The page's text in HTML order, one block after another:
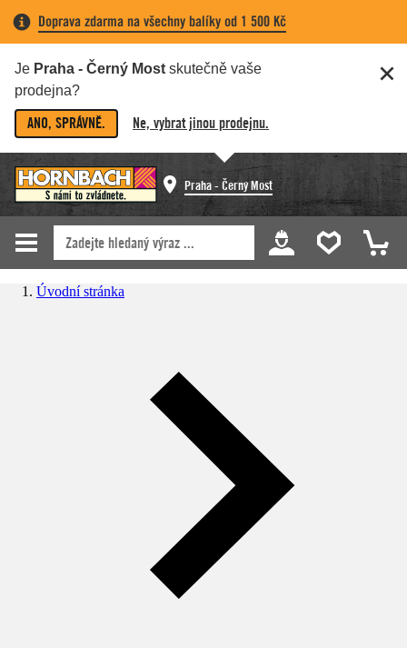
Doprava zdarma na všechny balíky od 1 500 Kč
Je Praha - Černý Most skutečně vaše
prodejna?
ANO, SPRÁVNĚ. Ne, vybrat jinou prodejnu.
Praha - Černý Most
Úvodní stránka